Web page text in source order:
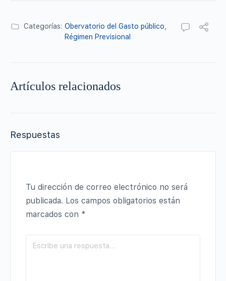
Categorías: Obervatorio del Gasto público
Régimen Previsional
Artículos relacionados
Respuestas
Tu dirección de correo electrónico no será
publicada. Los campos obligatorios están
marcados con *